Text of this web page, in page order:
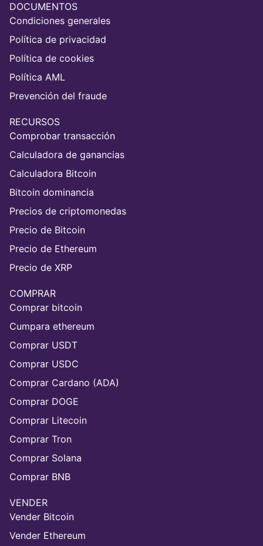
DOCUMENTOS
Condiciones generales
Política de privacidad
Política de cookies
Política AML
Prevención del fraude
RECURSOS
Comprobar transacción
Calculadora de ganancias
Calculadora Bitcoin
Bitcoin dominancia
Precios de criptomonedas
Precio de Bitcoin
Precio de Ethereum
Precio de XRP
COMPRAR
Comprar bitcoin
Cumpara ethereum
Comprar USDT
Comprar USDC
Comprar Cardano (ADA)
Comprar DOGE
Comprar Litecoin
Comprar Tron
Comprar Solana
Comprar BNB
VENDER
Vender Bitcoin
Vender Ethereum